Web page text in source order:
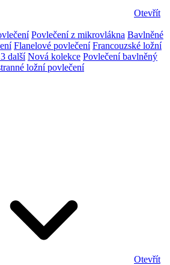
Otevřít
Povlečení z mikrovlákna Bavlněné
Flanelové povlečení Francouzské ložní
další Nová kolekce Povlečení bavlněný
ložní povlečení
Otevřít